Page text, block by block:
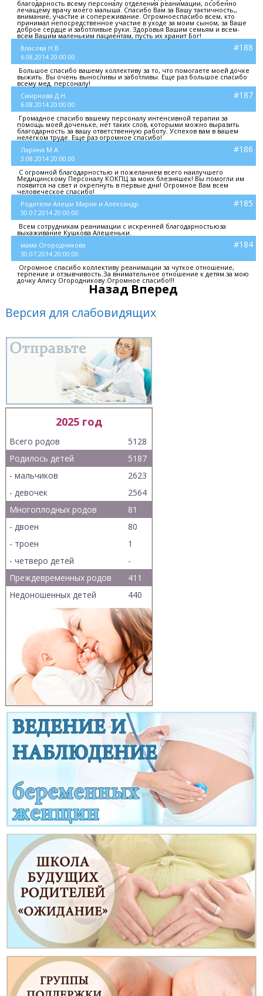
благодарность всему персоналу отделения реанимации, особенно
лечащему врачу моего малыша. Спасибо Вам за Вашу тактичность,,
внимание, участие и сопереживание. Огромноеспасибо всем, кто
принимал непосредственное участие в уходе за моим сыном, за Ваше
доброе сердце и заботливые руки. Здоровья Вашим семьям и всем-
всем Вашим маленьким пациентам, пусть их хранит Бог!
Власова Н.В
6.08.2014 20:00:00
#188
Большое спасибо вашему коллективу за то, что помогаете моей дочке
выжить. Вы очень выносливы и заботливы. Еще раз большое спасибо
всему мед. персоналу!
Смирнова Д.Н.
6.08.2014 20:00:00
#187
Громадное спасибо вашему персоналу интенсивной терапии за
помощь моей доченьке, нет таких слов, которыми можно выразить
благодарность за вашу ответственную работу. Успехов вам в вашем
нелёгком труде. Еще раз огромное спасибо!
Ларина М.А.
3.08.2014 20:00:00
#186
С огромной благодарностью и пожеланием всего наилучшего
Медицинскому Персоналу КОКПЦ за моих блезняшек! Вы помогли им
появится на свет и окрепнуть в первые дни! Огромное Вам всем
человеческое спасибо!
Родители Алеши Мария и Александр
30.07.2014 20:00:00
#185
Всем сотрудникам реанимации с искренней благодарностьюза
выхаживание Кушкова Алешеньки.
мама Огородникова
30.07.2014 20:00:00
#184
Огромное спасибо коллективу реанимации за чуткое отношение,
терпение и отзывчивость.За внимательное отношение к детям.за мою
дочку Алису Огородникову.Огромное спасибо!!!
Назад Вперед
Версия для слабовидящих
2025 год
Всего родов
5128
Родилось детей
5187
- мальчиков
2623
- девочек
2564
Многоплодных родов
81
- двоен
80
- троен
1
- четверо детей
-
Преждевременных родов
411
Недоношенных детей
440